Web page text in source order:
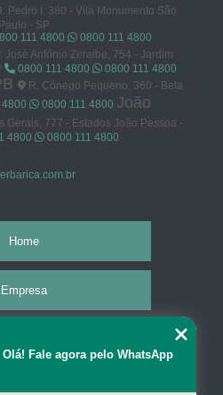
Pedro I, 380 - Vila Monumento São
Paulo - SP
111 4800 0800 111 4800
José Antônio Zeraibe, 754 - Jardim
0800 111 4800 0800 111 4800
R. Cônego Pequeno, 360 - Bela
0800 111 4800 João
Gerais, 777 - Estados João Pessoa -
4800
0800 111 4800
Home
Empresa
Olá! Fale agora pelo WhatsApp